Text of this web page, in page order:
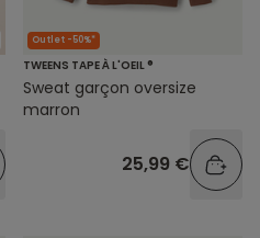
Outlet -50%*
TWEENS TAPE À L'OEIL ®
Sweat garçon oversize
marron
25,99 €